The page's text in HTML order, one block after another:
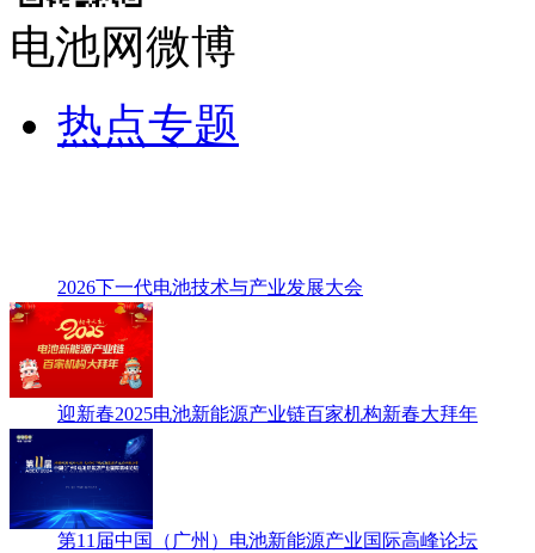
电池网微博
热点专题
2026下一代电池技术与产业发展大会
迎新春2025电池新能源产业链百家机构新春大拜年
第11届中国（广州）电池新能源产业国际高峰论坛